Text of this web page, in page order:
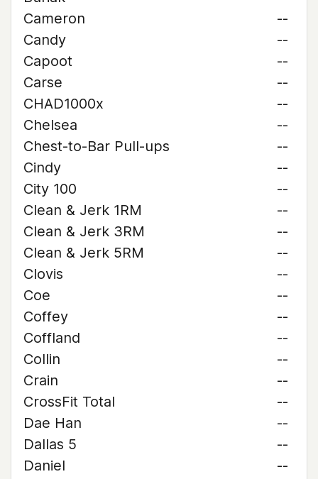
Cameron
--
Candy
--
Capoot
--
Carse
--
CHAD1000x
--
Chelsea
--
Chest-to-Bar Pull-ups
--
Cindy
--
City 100
--
Clean & Jerk 1RM
--
Clean & Jerk 3RM
--
Clean & Jerk 5RM
--
Clovis
--
Coe
--
Coffey
--
Coffland
--
Collin
--
Crain
--
CrossFit Total
--
Dae Han
--
Dallas 5
--
Daniel
--